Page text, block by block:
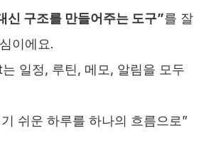
신 구조를 만들어주는 도구”를 잘
이에요.
일정, 루틴, 메모, 알림을 모두
쉬운 하루를 하나의 흐름으로”